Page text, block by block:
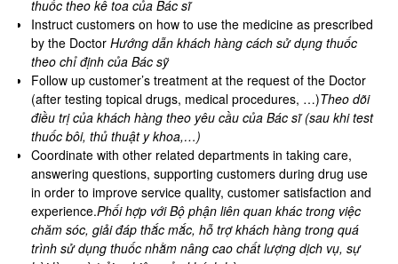
thuốc theo kê toa của Bác sĩ
Instruct customers on how to use the medicine as prescribed
by the Doctor Hướng dẫn khách hàng cách sử dụng thuốc
theo chỉ định của Bác sỹ
Follow up customer’s treatment at the request of the Doctor
(after testing topical drugs, medical procedures, …)Theo dõi
điều trị của khách hàng theo yêu cầu của Bác sĩ (sau khi test
thuốc bôi, thủ thuật y khoa,…)
Coordinate with other related departments in taking care,
answering questions, supporting customers during drug use
in order to improve service quality, customer satisfaction and
experience.Phối hợp với Bộ phận liên quan khác trong việc
chăm sóc, giải đáp thắc mắc, hỗ trợ khách hàng trong quá
trình sử dụng thuốc nhằm nâng cao chất lượng dịch vụ, sự